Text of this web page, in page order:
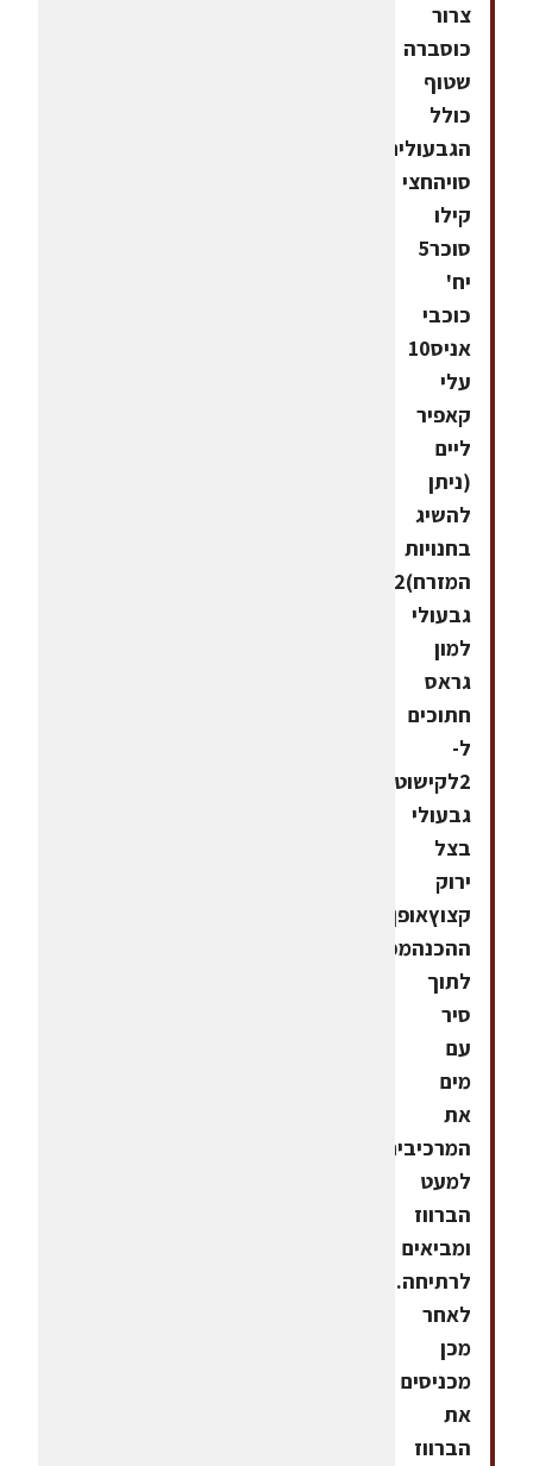
צרור
כוסברה
שטוף
כולל
הגבעוליםכוס
סויהחצי
קילו
סוכר5
יח'
כוכבי
אניס10
עלי
קאפיר
ליים
(ניתן
להשיג
בחנויות
המזרח)2
גבעולי
למון
גראס
חתוכים
ל-
גבעולי
בצל
ירוק
קצוץאופן
ההכנהמכניסים
לתוך
סיר
עם
מים
את
המרכיבים
למעט
הברווז
ומביאים
לרתיחה.
לאחר
מכן
מכניסים
את
הברווז